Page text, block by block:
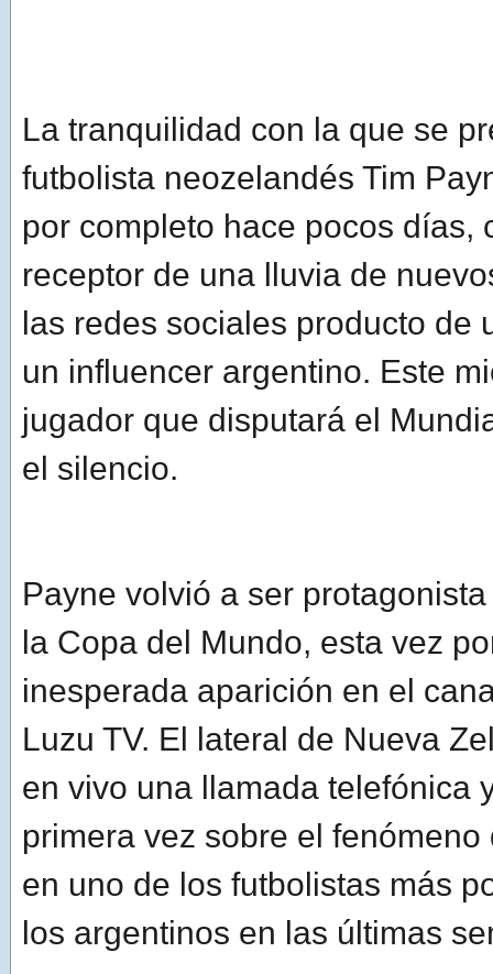
La tranquilidad con la que se
futbolista neozelandés Tim
por completo hace pocos días,
receptor de una lluvia de
las redes sociales producto de
un influencer argentino. Este
jugador que disputará el
el silencio.
Payne volvió a ser
la Copa del Mundo, esta vez
inesperada aparición en el
Luzu TV. El lateral de Nueva
en vivo una llamada telefónica
primera vez sobre el
en uno de los futbolistas más
los argentinos en las últimas